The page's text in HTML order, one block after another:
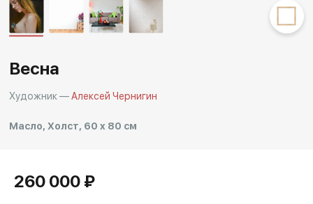
Другие проекты
Rakov
Весна
Художник —Алексей Чернигин
Масло, Холст, 60 x 80 см
260 000 ₽